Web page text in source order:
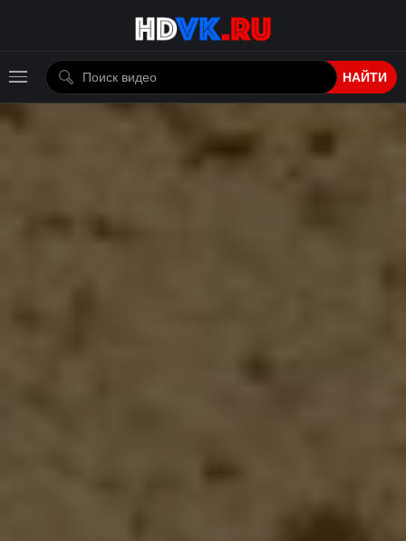
НАЙТИ